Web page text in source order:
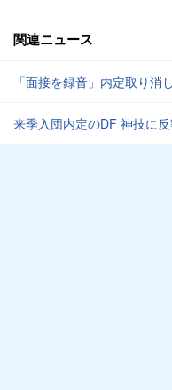
関連ニュース
「面接を録音」内定取り消
来季入団内定のDF 神技に